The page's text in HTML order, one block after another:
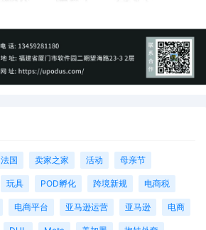
法国 卖家之家 活动 母亲节
玩具 POD孵化 跨境新规 电商税
电商平台 亚马逊运营 亚马逊 电商